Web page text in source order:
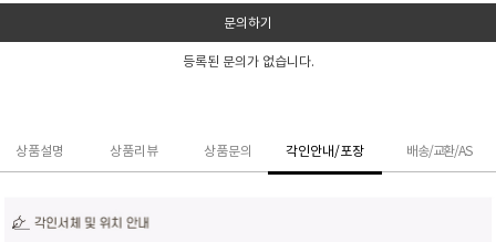
문의하기
등록된 문의가 없습니다.
상품설명 상품리뷰 상품문의 각인안내/포장 배송/교환/AS